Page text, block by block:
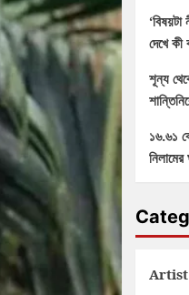
দেখে কী
শূন্য
১৬.৬১
নিলামের
Artist